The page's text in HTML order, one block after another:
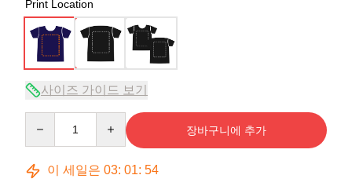
Print Location
사이즈 가이드 보기
장바구니에 추가
이 세일은 03: 01: 54